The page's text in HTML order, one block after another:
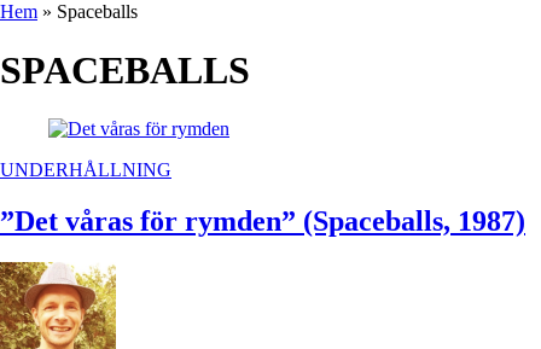
Hem » Spaceballs
SPACEBALLS
POSTED
UNDERHÅLLNING
”Det våras för rymden” (Spaceballs, 1987)